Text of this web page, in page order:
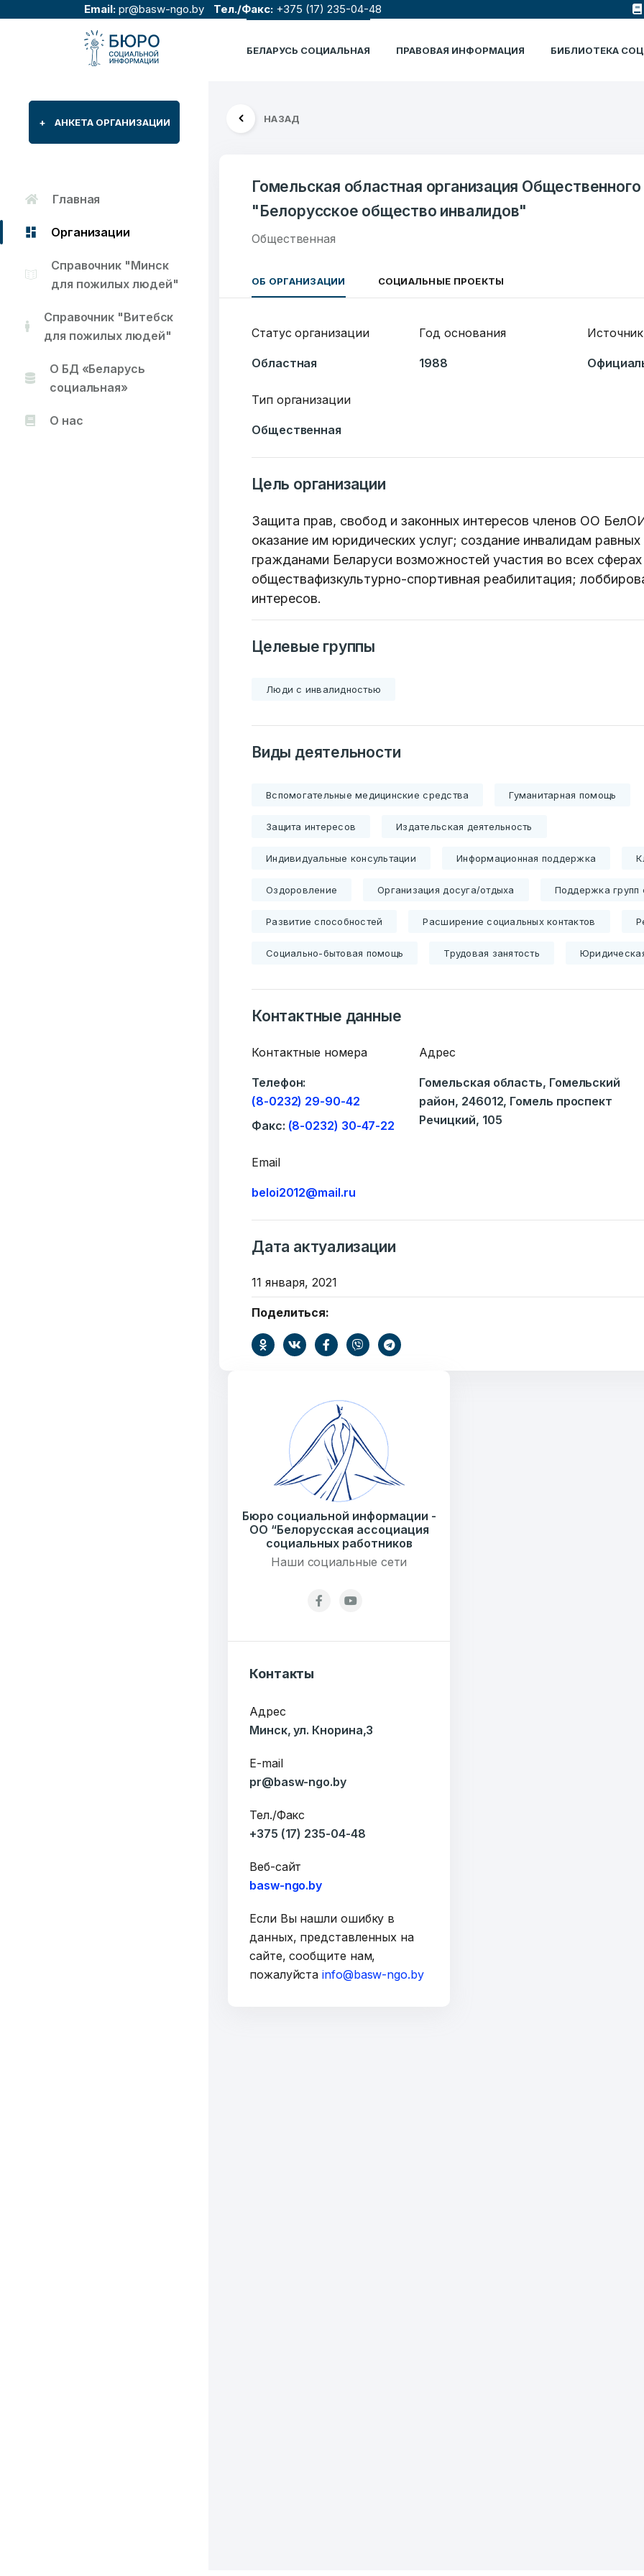
Email: pr@basw-ngo.by Тел./Факс: +375 (17) 235-04-48
БЕЛАРУСЬ СОЦИАЛЬНАЯ ПРАВОВАЯ ИНФОРМАЦИЯ БИБЛИОТЕКА
Добро
пожаловать
Бюро социальной информации
Тел./Факс:+375 (17) 235-04-48
Подпишитесь:
Организаций Тезисов
12
Фондов
Ваше имя
Сообщение
+ АНКЕТА ОРГАНИЗАЦИИ
Главная
Организации
Справочник "Минск
для пожилых людей"
Справочник "Витебск
для пожилых людей"
О БД «Беларусь
социальная»
О нас
НАЗАД
Гомельская областная организация
"Белорусское общество инвалидов"
Общественная
ОБ ОРГАНИЗАЦИИ СОЦИАЛЬНЫЕ ПРОЕКТЫ
Статус организации
Областная
Тип организации
Общественная
Год основания
1988
Цель организации
Защита прав, свобод и законных интересов членов ОО
оказание им юридических услуг; создание инвалидам
гражданами Беларуси возможностей участия во всех
обществафизкультурно-спортивная реабилитация;
интересов.
Целевые группы
Люди с инвалидностью
Виды деятельности
Вспомогательные медицинские средства Гуманитарная помощь
Защита интересов Издательская деятельность
Индивидуальные консультации Информационная поддержка
Оздоровление Организация досуга/отдыха Поддержка
Развитие способностей Расширение социальных контактов
Социально-бытовая помощь Трудовая занятость
Контактные данные
Контактные номера
Телефон:
(8-0232) 29-90-42
Факс: (8-0232) 30-47-22
Email
beloi2012@mail.ru
Адрес
Гомельская область, Гомельский
район, 246012, Гомель проспект
Речицкий, 105
Дата актуализации
11 января, 2021
Поделиться:
Бюро социальной информации -
ОО “Белорусская ассоциация
социальных работников
Наши социальные сети
Контакты
Адрес
Минск, ул. Кнорина,3
E-mail
pr@basw-ngo.by
Тел./Факс
+375 (17) 235-04-48
Веб-сайт
basw-ngo.by
Если Вы нашли ошибку в
данных, представленных на
сайте, сообщите нам,
пожалуйстаinfo@basw-ngo.by